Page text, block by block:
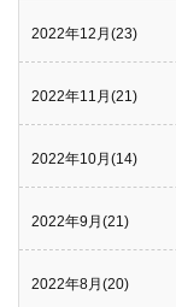
2022年12月(23)
2022年11月(21)
2022年10月(14)
2022年9月(21)
2022年8月(20)